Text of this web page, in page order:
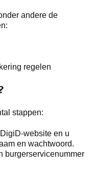
andere de
regelen
stappen:
website en u
en wachtwoord.
burgerservicenummer